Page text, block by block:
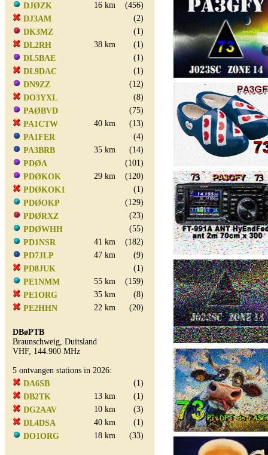
DJØZK
16 km
(456)
DJ3AM
(2)
DK3MZ
(1)
DL2RH
38 km
(1)
DL5BAE
(1)
DL9DAC
(1)
DN9ZZ
(12)
DO3YXL
(8)
PAØBVD
(75)
PA1CTW
40 km
(13)
PA1FER
(4)
PA3BRB
35 km
(14)
PDØA
(101)
PDØKOK
29 km
(120)
PDØKOK1
(1)
PDØOKP
(129)
PDØRXZ
(23)
PDØWHH
(55)
PD1NSR
41 km
(182)
PD7JLP
47 km
(9)
PD8JUK
(1)
PE1NMM
55 km
(159)
PE1ORG
35 km
(8)
PE2HHN
22 km (20)
DBøPTB
Braunschweig, Duitsland
VHF, 144.900 MHz
5 ontvangen stations in 2026:
DA6SB
(1)
DB2TK
13 km
(1)
DG2AAV
10 km
(3)
DL4DSA
40 km
(1)
DO1ORG
18 km (33)